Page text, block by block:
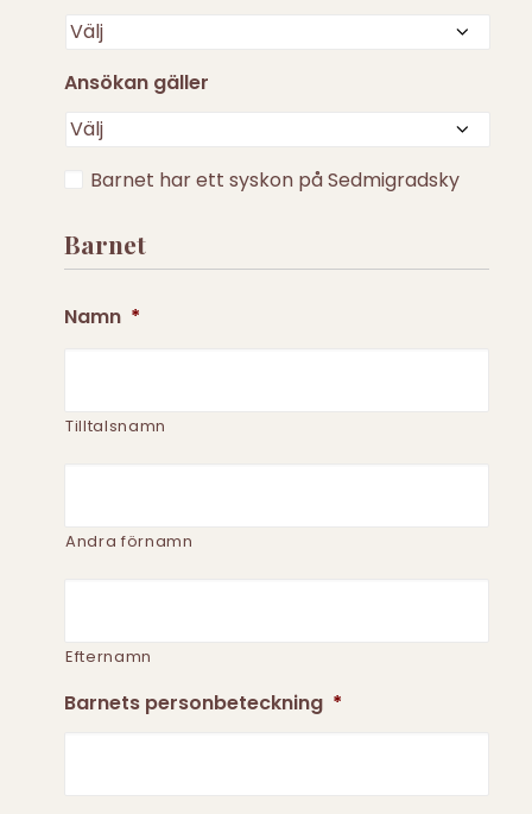
Ansökan gäller
Barnet
syskon
på
Barnet har ett syskon på Sedmigradsky
Barnet
Namn *
Tilltalsnamn
Andra förnamn
Efternamn
Barnets personbeteckning *